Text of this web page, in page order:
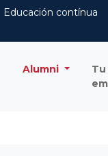
Educación contínua
Alumni
Tu